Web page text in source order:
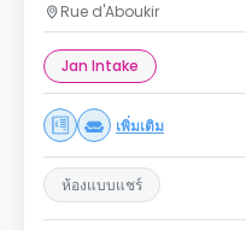
Rue d'Aboukir
Jan Intake
เพิ่มเติม
ห้องแบบแชร์